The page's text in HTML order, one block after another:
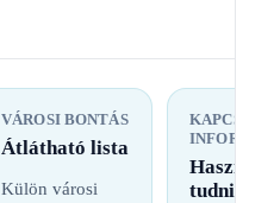
VÁROSI BONTÁS
Átlátható lista
Külön városi
Hasznos